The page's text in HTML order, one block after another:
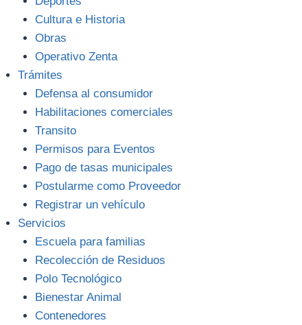
Cultura e Historia
Obras
Operativo Zenta
Trámites
Defensa al consumidor
Habilitaciones comerciales
Transito
Permisos para Eventos
Pago de tasas municipales
Postularme como Proveedor
Registrar un vehículo
Servicios
Escuela para familias
Recolección de Residuos
Polo Tecnológico
Bienestar Animal
Contenedores